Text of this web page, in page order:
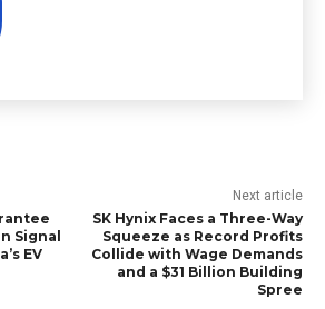
Signal
EV
Next article
SK Hynix Faces a Three-Way
Squeeze as Record Profits
Collide with Wage Demands
and a $31 Billion Building
Spree